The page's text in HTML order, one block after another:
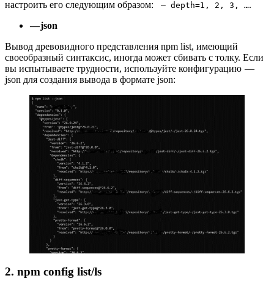
настроить его следующим образом: — depth=1, 2, 3, ….
— json
Вывод древовидного представления npm list, имеющий
своеобразный синтаксис, иногда может сбивать с толку. Если
вы испытываете трудности, используйте конфигурацию —
json для создания вывода в формате json:
2. npm config list/ls